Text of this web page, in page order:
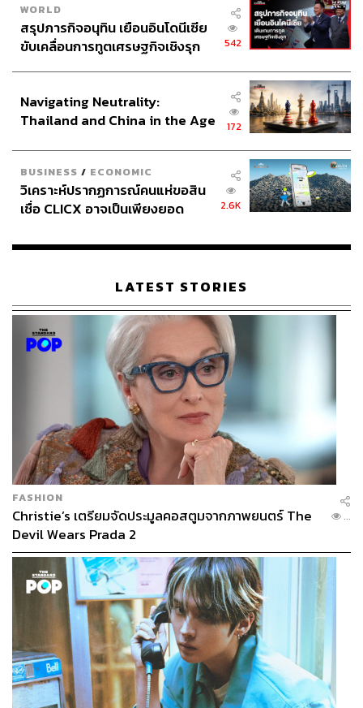
WORLD
สรุปภารกิจอนุทิน เยือนอินโดนีเซีย
ขับเคลื่อนการทูตเศรษฐกิจเชิงรุก
542
Navigating Neutrality:
Thailand and China in the Age
172
BUSINESS / ECONOMIC
วิเคราะห์ปรากฏการณ์คนแห่ขอสิน
เชื่อ CLICX อาจเป็นเพียงยอด
เรือนไทยที่ถูกซุกไว้
2.6K
LATEST STORIES
FASHION
Christie’s เตรียมจัดประมูลคอสตูมจากภาพยนตร์ The
Devil Wears Prada 2
...